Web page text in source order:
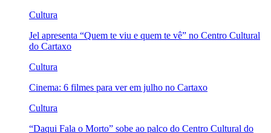
Cultura
Jel apresenta “Quem te viu e quem te vê” no Centro Cultural
do Cartaxo
Cultura
Cinema: 6 filmes para ver em julho no Cartaxo
Cultura
“Daqui Fala o Morto” sobe ao palco do Centro Cultural do